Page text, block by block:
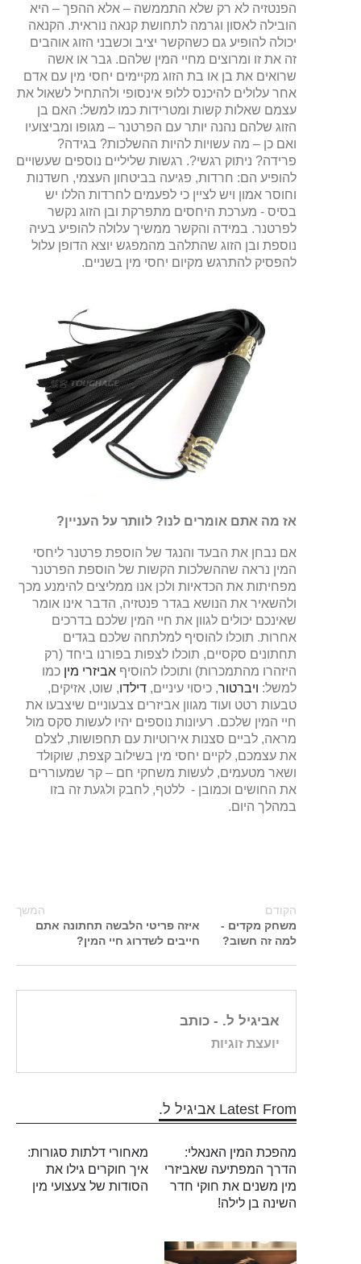
הפנטזיה לא רק שלא התממשה – אלא ההפך – היא
הובילה לאסון וגרמה לתחושת קנאה נוראית. הקנאה
יכולה להופיע גם כשהקשר יציב וכשבני הזוג אוהבים
זה את זו ומרוצים מחיי המין שלהם. גבר או אשה
שרואים את בן או בת הזוג מקיימים יחסי מין עם אדם
אחר עלולים להיכנס ללופ אינסופי ולהתחיל לשאול את
עצמם שאלות קשות ומטרידות כמו למשל: האם בן
הזוג שלהם נהנה יותר עם הפרטנר – מגופו ומביצועיו
ואם כן – מה עשויות להיות ההשלכות? בגידה?
פרידה? ניתוק רגשי?. רגשות שליליים נוספים שעשויים
להופיע הם: חרדות, פגיעה בביטחון העצמי, חשדנות
וחוסר אמון ויש לציין כי לפעמים לחרדות הללו יש
בסיס - מערכת היחסים מתפרקת ובן הזוג נקשר
לפרטנר. במידה והקשר ממשיך עלולה להופיע בעיה
נוספת ובן הזוג שהתלהב מהמפגש יוצא הדופן עלול
להפסיק להתרגש מקיום יחסי מין בשניים.
אז מה אתם אומרים לנו? לוותר על העניין?
אם נבחן את הבעד והנגד של הוספת פרטנר ליחסי
המין נראה שההשלכות הקשות של הוספת הפרטנר
מפחיתות את הכדאיות ולכן אנו ממליצים להימנע מכך
ולהשאיר את הנושא בגדר פנטזיה, הדבר אינו אומר
שאינכם יכולים לגוון את חיי המין שלכם בדרכים
אחרות. תוכלו להוסיף למלתחה שלכם בגדים
תחתונים סקסיים, תוכלו לצפות בפורנו ביחד (רק
היזהרו מהתמכרות) ותוכלו להוסיף אביזרי מין כמו
למשל: ויברטור, כיסוי עיניים, דילדו, שוט, אזיקים,
טבעות רטט ועוד מגוון אביזרים צבעוניים שיצבעו את
חיי המין שלכם. רעיונות נוספים יהיו לעשות סקס מול
מראה, לביים סצנות אירוטיות עם תחפושות, לצלם
את עצמכם, לקיים יחסי מין בשילוב קצפת, שוקולד
ושאר מטעמים, לעשות משחקי חם – קר שמעוררים
את החושים וכמובן - ללטף, לחבק ולגעת זה בזו
במהלך היום.
הקודם
משחק מקדים -
למה זה חשוב?
המשך
איזה פריטי הלבשה תחתונה אתם
חייבים לשדרוג חיי המין?
אביגיל ל. - כותב
יועצת זוגיות
Latest From אביגיל ל.
מהפכת המין האנאלי:
הדרך המפתיעה שאביזרי
מין משנים את חוקי חדר
השינה בן לילה!
מאחורי דלתות סגורות:
איך חוקרים גילו את
הסודות של צעצועי מין